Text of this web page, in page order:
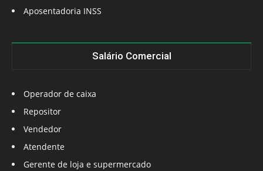
Aposentadoria INSS
Salário Comercial
Operador de caixa
Repositor
Vendedor
Atendente
Gerente de loja e supermercado